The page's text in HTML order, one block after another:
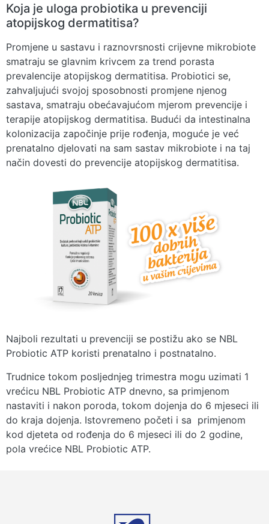
Koja je uloga probiotika u prevenciji
atopijskog dermatitisa?
Promjene u sastavu i raznovrsnosti crijevne mikrobiote
smatraju se glavnim krivcem za trend porasta
prevalencije atopijskog dermatitisa. Probiotici se,
zahvaljujući svojoj sposobnosti promjene njenog
sastava, smatraju obećavajućom mjerom prevencije i
terapije atopijskog dermatitisa. Budući da intestinalna
kolonizacija započinje prije rođenja, moguće je već
prenatalno djelovati na sam sastav mikrobiote i na taj
način dovesti do prevencije atopijskog dermatitisa.
Najboli rezultati u prevenciji se postižu ako se NBL
Probiotic ATP koristi prenatalno i postnatalno.
Trudnice tokom posljednjeg trimestra mogu uzimati 1
vrećicu NBL Probiotic ATP dnevno, sa primjenom
nastaviti i nakon poroda, tokom dojenja do 6 mjeseci ili
do kraja dojenja. Istovremeno početi i sa primjenom
kod djeteta od rođenja do 6 mjeseci ili do 2 godine,
pola vrećice NBL Probiotic ATP.